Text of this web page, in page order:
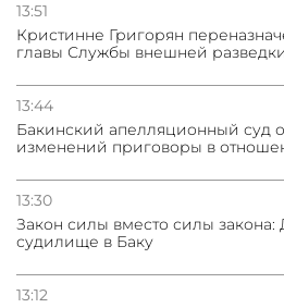
13:51
Кристинне Григорян
главы Службы внешней разведки
13:44
Бакинский апелляционный суд
изменений приговоры в
13:30
Закон силы вместо силы
судилище в Баку
13:12